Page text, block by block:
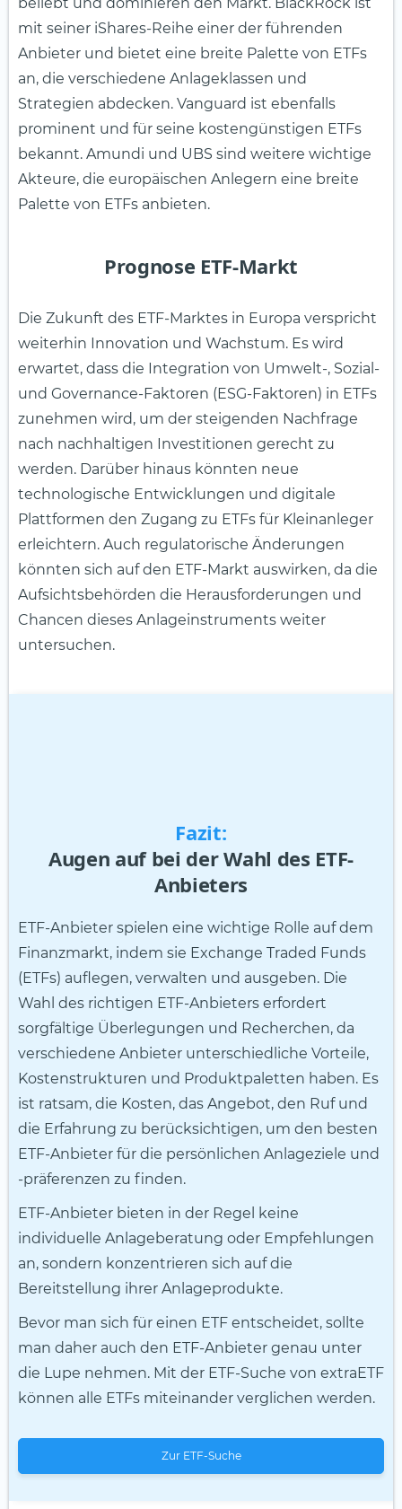
mit seiner iShares-Reihe einer der führenden
Anbieter und bietet eine breite Palette von ETFs
an, die verschiedene Anlageklassen und
Strategien abdecken. Vanguard ist ebenfalls
prominent und für seine kostengünstigen ETFs
bekannt. Amundi und UBS sind weitere wichtige
Akteure, die europäischen Anlegern eine breite
Palette von ETFs anbieten.
Prognose ETF-Markt
Die Zukunft des ETF-Marktes in Europa verspricht
weiterhin Innovation und Wachstum. Es wird
erwartet, dass die Integration von Umwelt-, Sozial-
und Governance-Faktoren (ESG-Faktoren) in ETFs
zunehmen wird, um der steigenden Nachfrage
nach nachhaltigen Investitionen gerecht zu
werden. Darüber hinaus könnten neue
technologische Entwicklungen und digitale
Plattformen den Zugang zu ETFs für Kleinanleger
erleichtern. Auch regulatorische Änderungen
könnten sich auf den ETF-Markt auswirken, da die
Aufsichtsbehörden die Herausforderungen und
Chancen dieses Anlageinstruments weiter
untersuchen.
Fazit:
Augen auf bei der Wahl des ETF-
Anbieters
ETF-Anbieter spielen eine wichtige Rolle auf dem
Finanzmarkt, indem sie Exchange Traded Funds
(ETFs) auflegen, verwalten und ausgeben. Die
Wahl des richtigen ETF-Anbieters erfordert
sorgfältige Überlegungen und Recherchen, da
verschiedene Anbieter unterschiedliche Vorteile,
Kostenstrukturen und Produktpaletten haben. Es
ist ratsam, die Kosten, das Angebot, den Ruf und
die Erfahrung zu berücksichtigen, um den besten
ETF-Anbieter für die persönlichen Anlageziele und
-präferenzen zu finden.
ETF-Anbieter bieten in der Regel keine
individuelle Anlageberatung oder Empfehlungen
an, sondern konzentrieren sich auf die
Bereitstellung ihrer Anlageprodukte.
Bevor man sich für einen ETF entscheidet, sollte
man daher auch den ETF-Anbieter genau unter
die Lupe nehmen. Mit der ETF-Suche von extraETF
können alle ETFs miteinander verglichen werden.
Zur ETF-Suche